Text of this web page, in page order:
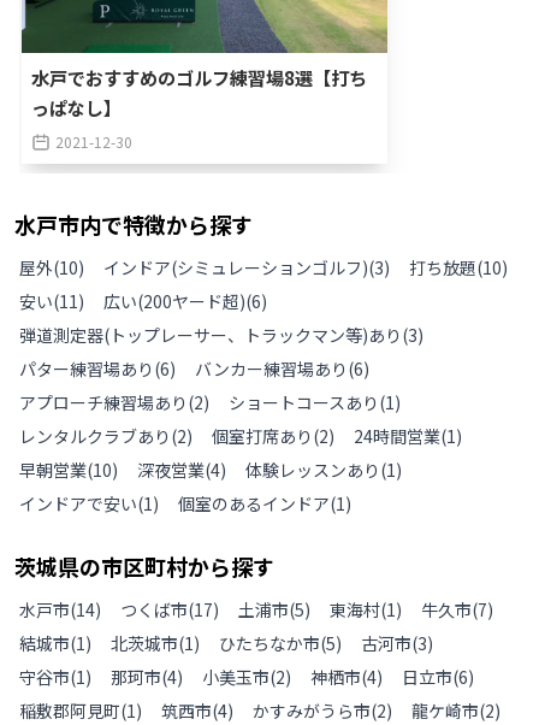
水戸でおすすめのゴルフ練習場8選【打ち
っぱなし】
2021-12-30
水戸市内で特徴から探す
屋外(10) インドア(シミュレーションゴルフ)(3) 打ち放題(10)
安い(11) 広い(200ヤード超)(6)
弾道測定器(トップレーサー、トラックマン等)あり (3)
パター練習場あり (6) バンカー練習場あり (6)
アプローチ練習場あり (2) ショートコースあり (1)
レンタルクラブあり (2) 個室打席あり (2) 24時間営業(1)
早朝営業(10) 深夜営業(4) 体験レッスンあり (1)
インドアで安い(1) 個室のあるインドア(1)
茨城県の市区町村から探す
水戸市(14) つくば市(17) 土浦市(5) 東海村(1) 牛久市(7)
結城市(1) 北茨城市(1) ひたちなか市(5) 古河市(3)
守谷市(1) 那珂市(4) 小美玉市(2) 神栖市(4) 日立市(6)
稲敷郡阿見町(1) 筑西市(4) かすみがうら市(2) 龍ケ崎市(2)